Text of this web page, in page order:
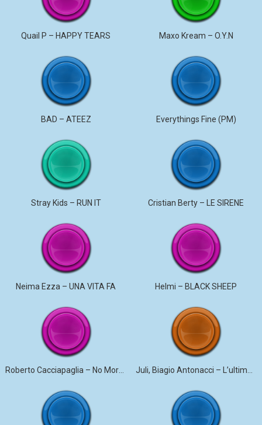
Quail P – HAPPY TEARS Maxo Kream – O.Y.N
BAD – ATEEZ Everythings Fine (PM)
Stray Kids – RUN IT Cristian Berty – LE SIRENE
Neima Ezza – UNA VITA FA Helmi – BLACK SHEEP
Roberto Cacciapaglia – No More Violence